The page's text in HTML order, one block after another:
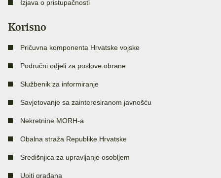
Izjava o pristupačnosti
Korisno
Pričuvna komponenta Hrvatske vojske
Područni odjeli za poslove obrane
Službenik za informiranje
Savjetovanje sa zainteresiranom javnošću
Nekretnine MORH-a
Obalna straža Republike Hrvatske
Središnjica za upravljanje osobljem
Upiti građana